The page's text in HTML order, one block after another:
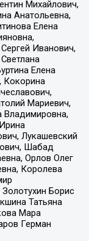
Михайлович,
Анатольевна,
Елена
Иванович,
Елена
Кокорина
Мариевич,
Лукашевский
Шабад
Орлов Олег
Королева
Борис
Татьяна
Мара
Герман